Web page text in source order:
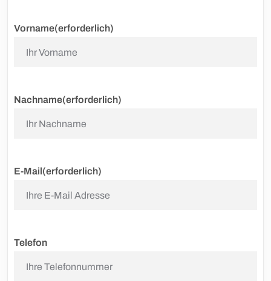
Vorname(erforderlich)
Nachname(erforderlich)
E-Mail(erforderlich)
Telefon